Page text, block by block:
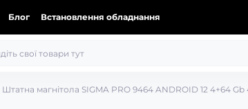
Блог Встановлення обладнання
Штатна магнітола SIGMA PRO 9464 ANDROID 12 4+64 Gb